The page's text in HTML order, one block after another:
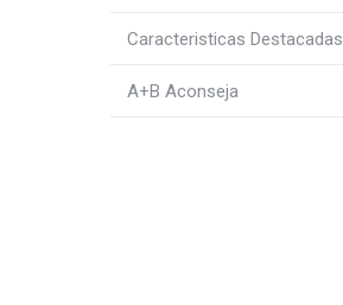
Caracteristicas Destacadas
A+B Aconseja